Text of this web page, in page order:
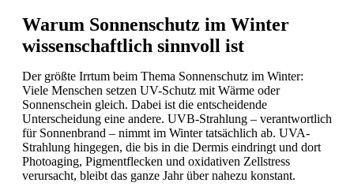
Warum Sonnenschutz im Winter
wissenschaftlich sinnvoll ist
Der größte Irrtum beim Thema Sonnenschutz im Winter:
Viele Menschen setzen UV-Schutz mit Wärme oder
Sonnenschein gleich. Dabei ist die entscheidende
Unterscheidung eine andere. UVB-Strahlung – verantwortlich
für Sonnenbrand – nimmt im Winter tatsächlich ab. UVA-
Strahlung hingegen, die bis in die Dermis eindringt und dort
Photoaging, Pigmentflecken und oxidativen Zellstress
verursacht, bleibt das ganze Jahr über nahezu konstant.